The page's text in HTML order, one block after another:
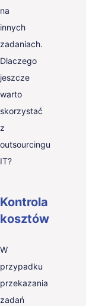
na
innych
zadaniach.
Dlaczego
jeszcze
warto
skorzystać
z
outsourcingu
IT?
Kontrola
kosztów
W
przypadku
przekazania
zadań